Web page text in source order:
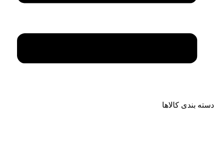
دسته بندی کالاها